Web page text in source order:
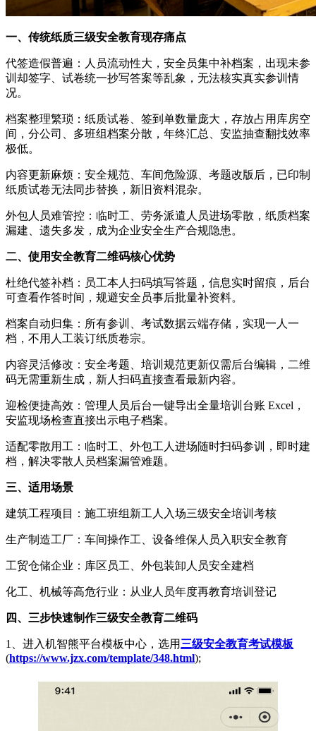
一、传统纸质三级安全教育现存痛点
代签造假普遍：人员流动性大，安全员集中补档案，出现未参
训却签字、试卷统一抄写答案等乱象，无法核实真实参训情
况。
档案整理繁琐：纸质试卷、签到单数量庞大，存放占用库房空
间，分公司、多班组档案分散，年终汇总、安监抽查翻找效率
极低。
内容更新麻烦：安全规范、车间危险源、考题改版后，已印制
纸质试卷无法同步替换，新旧资料混杂。
外包人员难管控：临时工、劳务派遣人员进场零散，纸质档案
漏建、遗失多发，成为企业安全生产合规隐患。
二、使用安全教育二维码核心优势
杜绝代签补档：员工本人扫码填写答题，信息实时留痕，后台
可查看作答时间，规避安全员事后批量补资料。
档案自动归集：所有参训、考试数据云端存储，实现一人一
档，不用人工装订纸质卷宗。
内容灵活修改：安全考题、培训规范更新仅需后台编辑，二维
码无需重新生成，新人扫码直接查看最新内容。
迎检便捷高效：管理人员后台一键导出全量培训台账 Excel，
安监现场检查直接出示电子档案。
适配零散用工：临时工、外包工人进场随时扫码参训，即时建
档，解决零散人员档案漏管难题。
三、适用场景
建筑工程项目：施工班组新工人入场三级安全培训考核
生产制造工厂：车间操作工、设备维保人员入职安全教育
工贸仓储企业：库区员工、外包装卸人员安全建档
化工、机械等高危行业：从业人员年度再教育培训登记
四、三步快速制作三级安全教育二维码
1、进入机智熊平台模板中心，选用 三级安全教育考试模板
(https://www.jzx.com/template/348.html);